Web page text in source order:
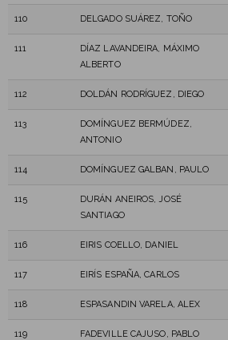
110 DELGADO SUÁREZ, TOÑO
111
DÍAZ LAVANDEIRA, MÁXIMO
ALBERTO
112 DOLDÁN RODRÍGUEZ, DIEGO
113
DOMÍNGUEZ BERMÚDEZ,
ANTONIO
114 DOMÍNGUEZ GALBAN, PAULO
115
DURÁN ANEIROS, JOSÉ
SANTIAGO
116 EIRIS COELLO, DANIEL
117 EIRÍS ESPAÑA, CARLOS
118 ESPASANDIN VARELA, ALEX
119 FADEVILLE CAJUSO, PABLO